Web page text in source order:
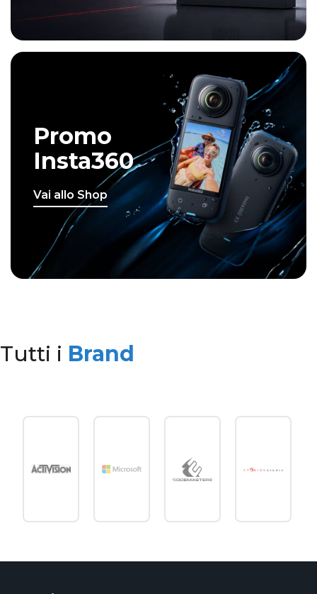
Promo
Insta360
Vai allo Shop
Tutti i Brand